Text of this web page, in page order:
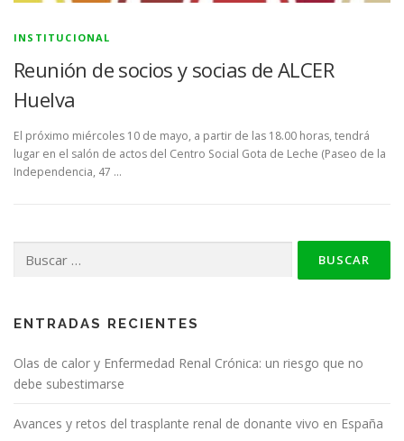
INSTITUCIONAL
Reunión de socios y socias de ALCER
Huelva
El próximo miércoles 10 de mayo, a partir de las 18.00 horas, tendrá
lugar en el salón de actos del Centro Social Gota de Leche (Paseo de la
Independencia, 47 …
ENTRADAS RECIENTES
Olas de calor y Enfermedad Renal Crónica: un riesgo que no
debe subestimarse
Avances y retos del trasplante renal de donante vivo en España